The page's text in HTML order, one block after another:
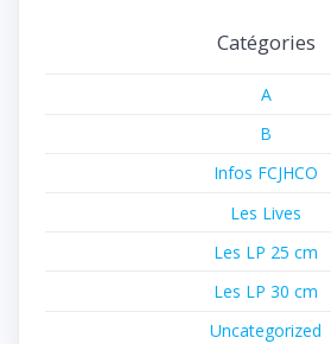
Catégories
A
B
Infos FCJHCO
Les Lives
Les LP 25 cm
Les LP 30 cm
Uncategorized